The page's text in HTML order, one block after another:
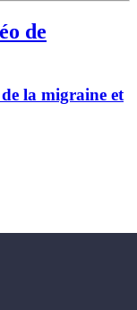
de
la migraine et